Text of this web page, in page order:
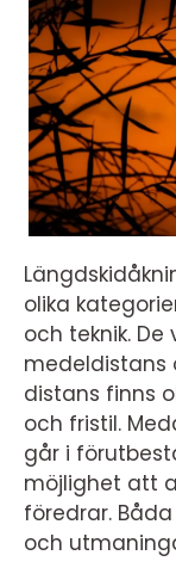
olika
och teknik.
medeldistans
distans finns
och fristil.
går i
möjlighet att
föredrar.
och